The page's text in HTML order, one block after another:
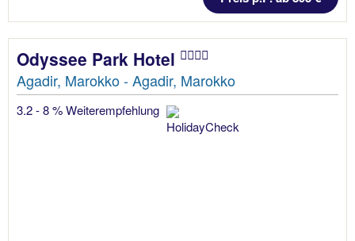
Odyssee Park Hotel
Agadir, Marokko - Agadir, Marokko
3.2 - 8 % Weiterempfehlung